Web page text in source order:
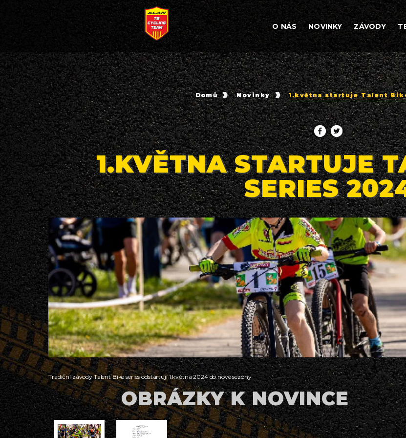
O NÁS NOVINKY ZÁVODY
Domů Novinky 1.května startuje Talent
1.KVĚTNA STARTUJE
SERIES
Tradiční závody Talent Bike series odstartují 1.května 2024 do nové sezóny
OBRÁZKY K NOVINCE